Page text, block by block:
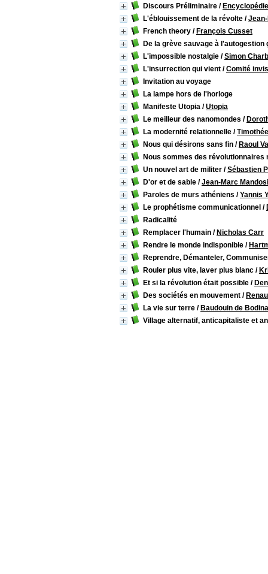
Discours Préliminaire /
L'éblouissement de la révolte /
French theory / François Cusset
De la grève sauvage à l'autogestion
L'impossible nostalgie /Simon
L'insurrection qui vient /Comité
Invitation au voyage
La lampe hors de l'horloge
Manifeste Utopia /Utopia
Le meilleur des nanomondes /
La modernité relationnelle /
Nous qui désirons sans fin / Raoul
Nous sommes des révolutionnaires
Un nouvel art de militer /Sébastien
D'or et de sable /Jean-Marc
Paroles de murs athéniens /Yannis
Le prophétisme communicationnel /
Radicalité
Remplacer l'humain / Nicholas Carr
Rendre le monde indisponible /
Reprendre, Démanteler,
Rouler plus vite, laver plus blanc /
Et si la révolution était possible /
Des sociétés en mouvement /
La vie sur terre / Baudouin de
Village alternatif, anticapitaliste et